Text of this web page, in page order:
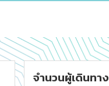
จำนวนผู้เดินทาง